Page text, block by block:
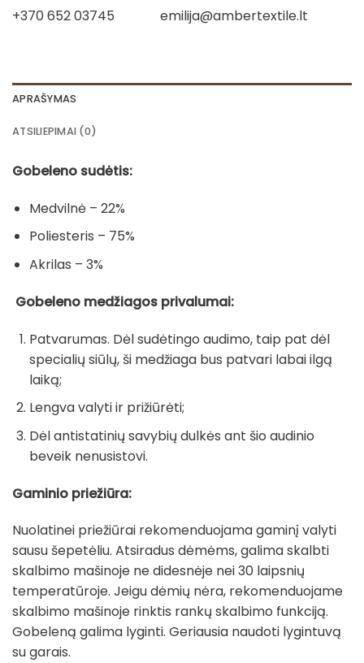
+370 652 03745
emilija@ambertextile.lt
APRAŠYMAS
ATSILIEPIMAI (0)
Gobeleno sudėtis:
Medvilnė – 22%
Poliesteris – 75%
Akrilas – 3%
Gobeleno medžiagos privalumai:
Patvarumas. Dėl sudėtingo audimo, taip pat dėl
specialių siūlų, ši medžiaga bus patvari labai ilgą
laiką;
Lengva valyti ir prižiūrėti;
Dėl antistatinių savybių dulkės ant šio audinio
beveik nenusistovi.
Gaminio priežiūra:
Nuolatinei priežiūrai rekomenduojama gaminį valyti
sausu šepetėliu. Atsiradus dėmėms, galima skalbti
skalbimo mašinoje ne didesnėje nei 30 laipsnių
temperatūroje. Jeigu dėmių nėra, rekomenduojame
skalbimo mašinoje rinktis rankų skalbimo funkciją.
Gobeleną galima lyginti. Geriausia naudoti lygintuvą
su garais.